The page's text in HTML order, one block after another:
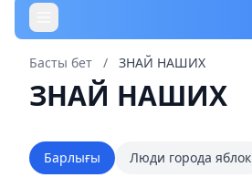
Басты бет / ЗНАЙ НАШИХ
ЗНАЙ НАШИХ
Барлығы Люди города яблок